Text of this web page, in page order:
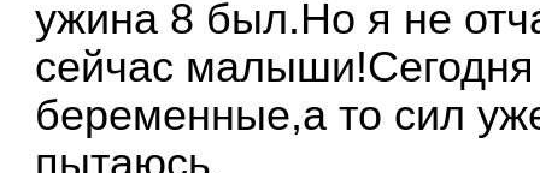
ужина 8 был.Но я не
сейчас
беременные,а то сил